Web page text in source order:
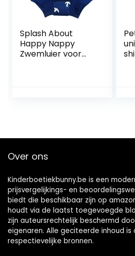
Splash About
Happy Nappy
Zwemluier voor
Over ons
Kinderboetiekbunny.be is een
prijsvergelijkings- en
biedt die beschikbaar zijn op
houdt via de laatst toegevoegde
zijn auteursrechtelijk beschermd
eigenaren. Alle geciteerde inhoud is
respectievelijke bronnen.